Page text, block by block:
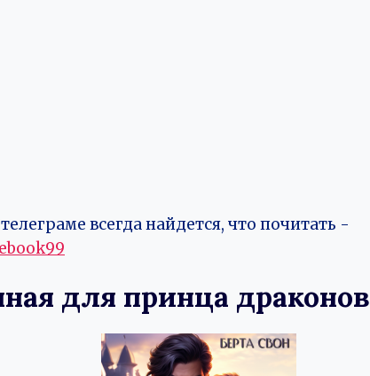
всегда найдется, что почитать -
для принца драконов